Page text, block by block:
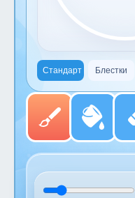
Стандарт Блестки